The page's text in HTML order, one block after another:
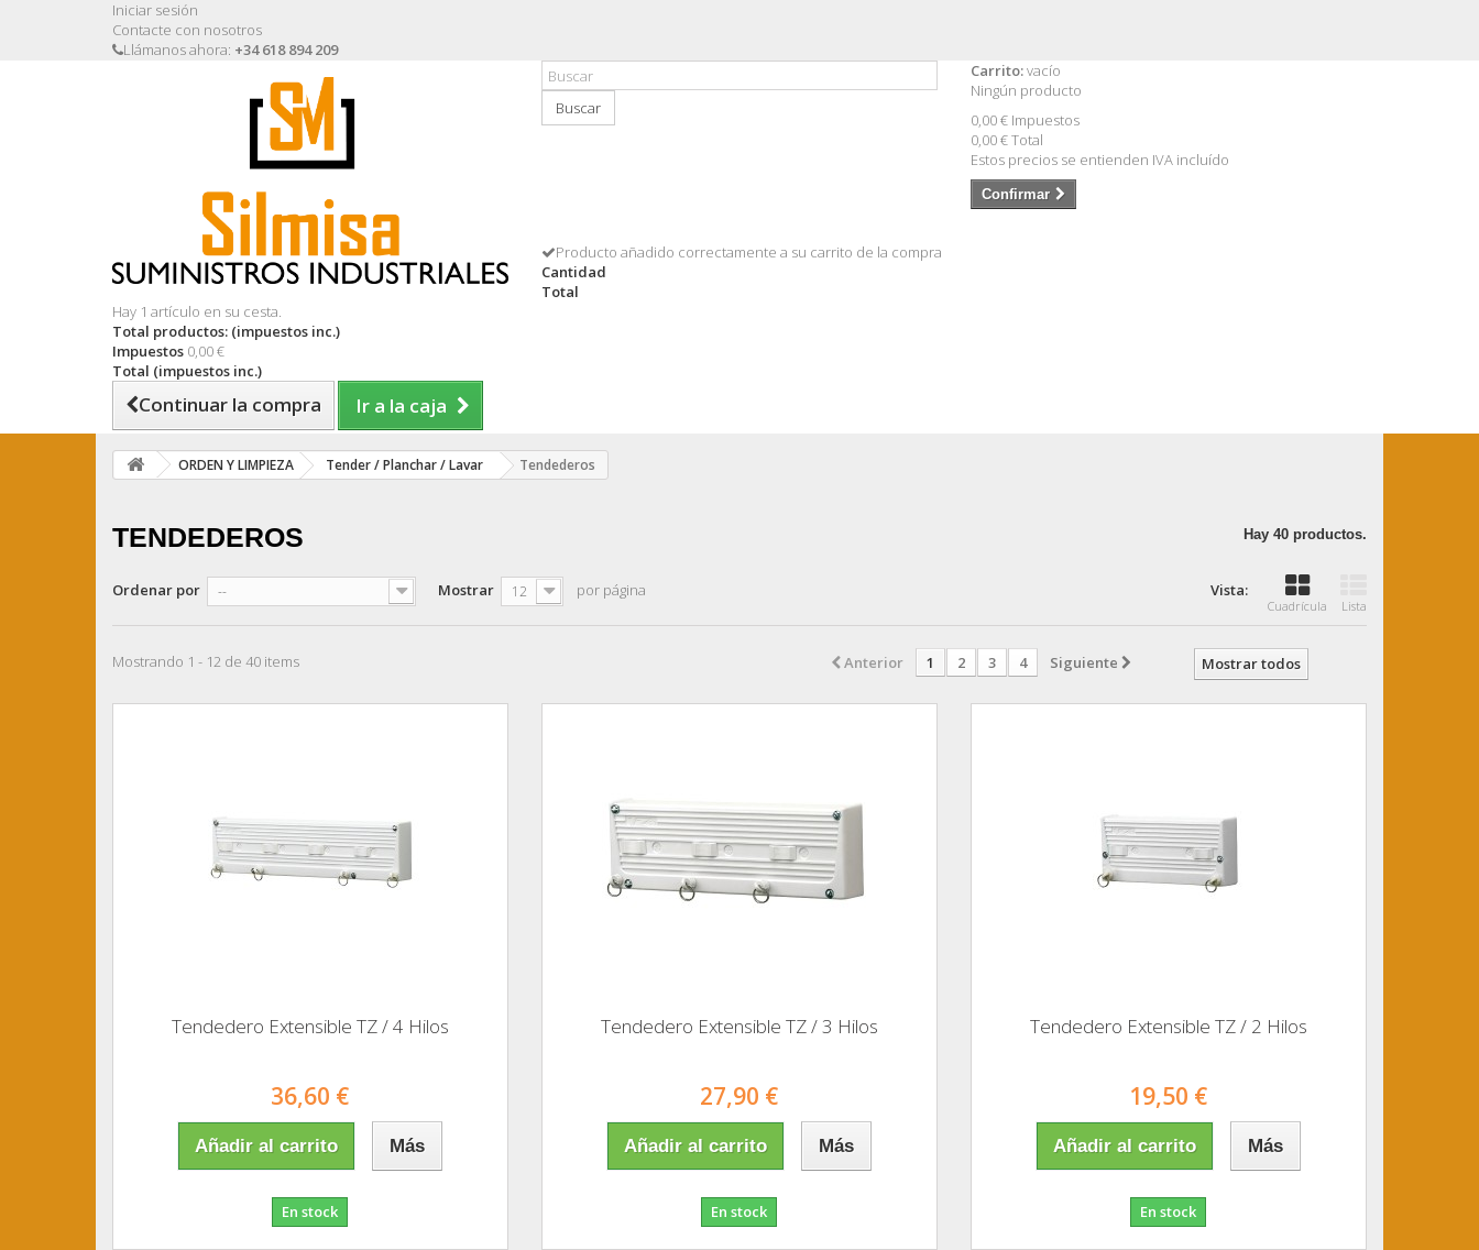
Iniciar sesión
Contacte con nosotros
Llámanos ahora: +34 618 894 209
Buscar
Carrito:vacío
Ningún producto
0,00 € Impuestos
0,00 €Total
Estos precios se entienden IVA incluído
Confirmar
Producto añadido correctamente a su carrito de la compra
Cantidad
Total
Hay 1 artículo en su cesta.
Total productos: (impuestos inc.)
Impuestos 0,00 €
Total (impuestos inc.)
Continuar la compra Ir a la caja
ORDEN Y LIMPIEZA Tender / Planchar / Lavar Tendederos
TENDEDEROS Hay 40 productos.
Vista:
Cuadrícula Lista
Ordenar por -- Mostrar 12 por página
Mostrar todos
Anterior 1 2 3 4 Siguiente
Mostrando 1 - 12 de 40 items
Tendedero Extensible TZ / 4 Hilos
36,60 €
Añadir al carrito Más
En stock
Tendedero Extensible TZ / 3 Hilos
27,90 €
Añadir al carrito Más
En stock
Tendedero Extensible TZ / 2 Hilos
19,50 €
Añadir al carrito Más
En stock